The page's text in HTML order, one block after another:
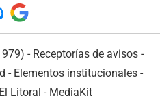
- Receptorías de avisos -
- Elementos institucionales -
Litoral - MediaKit